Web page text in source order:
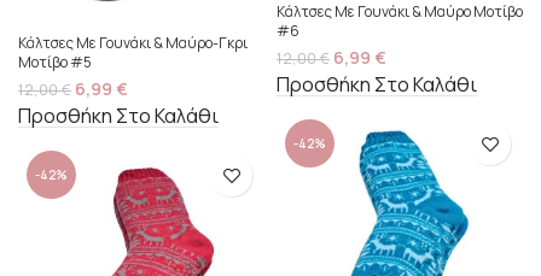
Κάλτσες Με Γουνάκι & Μαύρο Μοτίβο
#6
12,00€ 6,99 €
Προσθήκη Στο Καλάθι
Κάλτσες Με Γουνάκι & Μαύρο-Γκρι
Μοτίβο #5
12,00€ 6,99 €
Προσθήκη Στο Καλάθι
-42%
-42%